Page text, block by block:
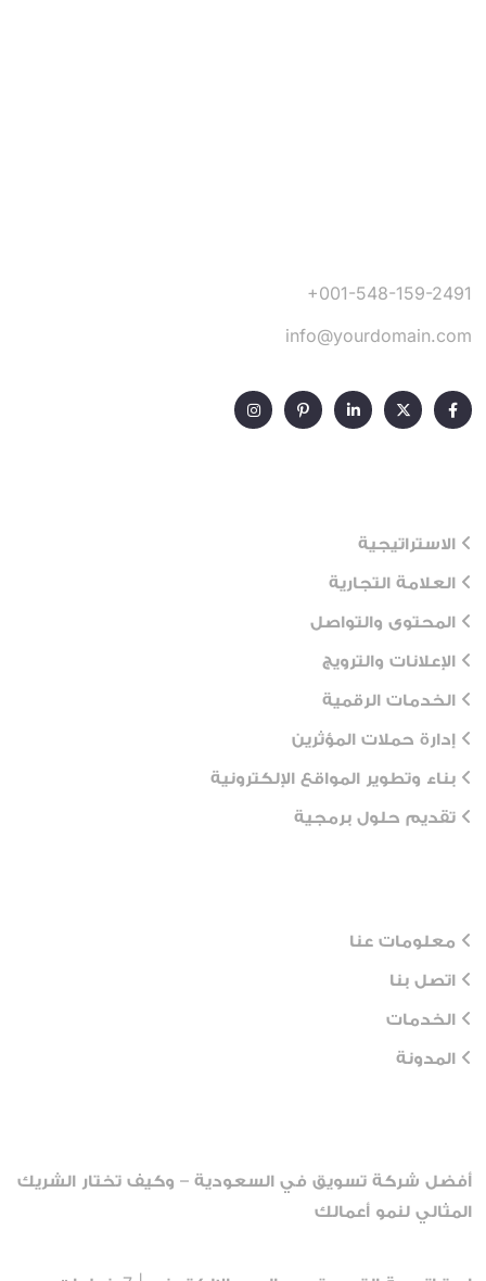
+001-548-159-2491
info@yourdomain.com
الاستراتيجية
العلامة التجارية
المحتوى والتواصل
الإعلانات والترويج
الخدمات الرقمية
إدارة حملات المؤثرين
بناء وتطوير المواقع الإلكترونية
تقديم حلول برمجية
معلومات عنا
اتصل بنا
الخدمات
المدونة
أفضل شركة تسويق في السعودية – وكيف تختار الشريك
المثالي لنمو أعمالك